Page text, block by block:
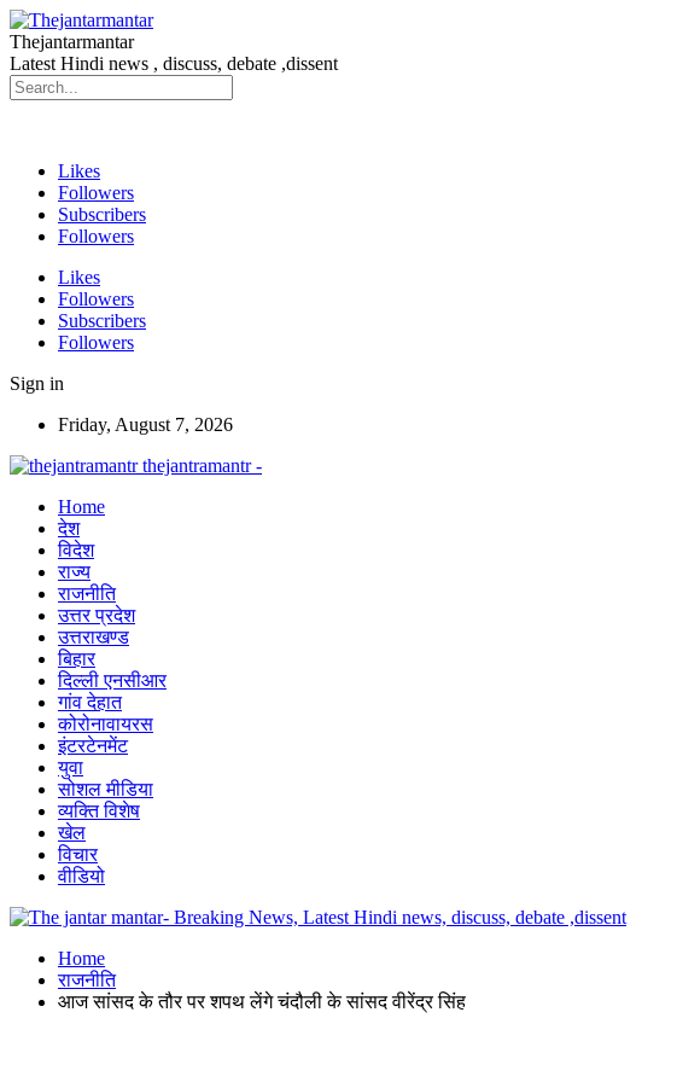
Thejantarmantar
Latest Hindi news , discuss, debate ,dissent
Likes
Followers
Subscribers
Followers
Likes
Followers
Subscribers
Followers
Sign in
Friday, August 7, 2026
thejantramantr -
Home
देश
विदेश
राज्य
राजनीति
उत्तर प्रदेश
उत्तराखण्ड
बिहार
दिल्ली एनसीआर
गांव देहात
कोरोनावायरस
इंटरटेनमेंट
युवा
सोशल मीडिया
व्यक्ति विशेष
खेल
विचार
वीडियो
Home
राजनीति
आज सांसद के तौर पर शपथ लेंगे चंदौली के सांसद वीरेंद्र सिंह